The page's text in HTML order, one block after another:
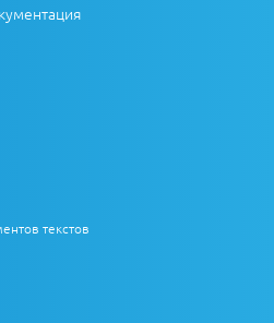
текстов